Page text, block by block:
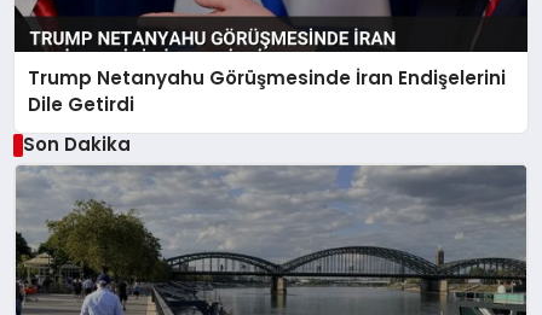
Trump Netanyahu Görüşmesinde İran Endişelerini
Dile Getirdi
Son Dakika